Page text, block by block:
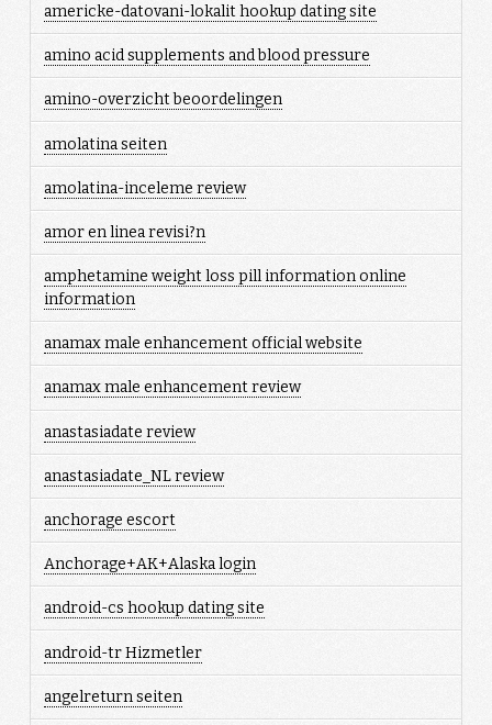
americke-datovani-lokalit hookup dating site
amino acid supplements and blood pressure
amino-overzicht beoordelingen
amolatina seiten
amolatina-inceleme review
amor en linea revisi?n
amphetamine weight loss pill information online
information
anamax male enhancement official website
anamax male enhancement review
anastasiadate review
anastasiadate_NL review
anchorage escort
Anchorage+AK+Alaska login
android-cs hookup dating site
android-tr Hizmetler
angelreturn seiten